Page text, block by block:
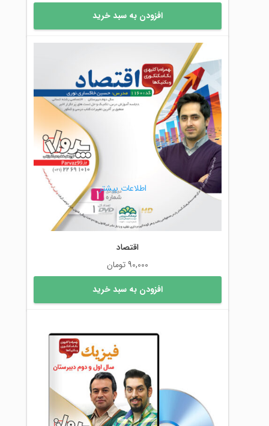
افزودن به سبد خرید
اطلاعات بیشتر
اقتصاد
90,000تومان
افزودن به سبد خرید